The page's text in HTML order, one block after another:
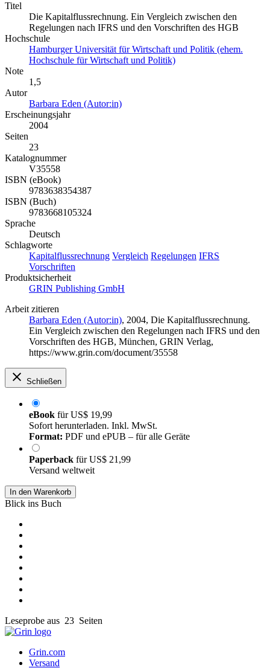
Titel
Die Kapitalflussrechnung. Ein Vergleich zwischen den
Regelungen nach IFRS und den Vorschriften des HGB
Hochschule
Hamburger Universität für Wirtschaft und Politik (ehem.
Hochschule für Wirtschaft und Politik)
Note
1,5
Autor
Barbara Eden (Autor:in)
Erscheinungsjahr
2004
Seiten
23
Katalognummer
V35558
ISBN (eBook)
9783638354387
ISBN (Buch)
9783668105324
Sprache
Deutsch
Schlagworte
Kapitalflussrechnung Vergleich Regelungen IFRS
Vorschriften
Produktsicherheit
GRIN Publishing GmbH
Arbeit zitieren
Barbara Eden (Autor:in), 2004, Die Kapitalflussrechnung.
Ein Vergleich zwischen den Regelungen nach IFRS und den
Vorschriften des HGB, München, GRIN Verlag,
https://www.grin.com/document/35558
Schließen
eBook fürUS$ 19,99
Sofort herunterladen. Inkl. MwSt.
Format: PDF und ePUB – für alle Geräte
Paperback fürUS$ 21,99
Versand weltweit
In den Warenkorb
Blick ins Buch
Leseprobe aus 23 Seiten
Grin.com
Versand